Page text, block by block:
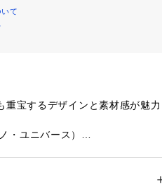
て
重宝するデザインと素材感が魅力
・ユニバース）
マになるよう身幅感やレングスに